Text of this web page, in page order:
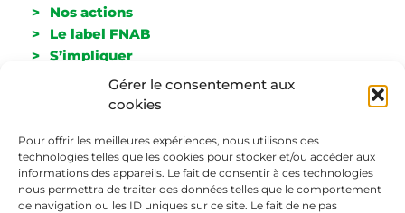
Gérer le consentement aux
cookies
Pour offrir les meilleures expériences, nous utilisons des
technologies telles que les cookies pour stocker et/ou accéder aux
informations des appareils. Le fait de consentir à ces technologies
nous permettra de traiter des données telles que le comportement
de navigation ou les ID uniques sur ce site. Le fait de ne pas
Nos actions
Le label FNAB
S’impliquer
Espace Presse
Contact
Nous suivre